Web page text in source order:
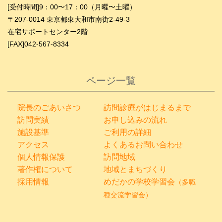
[受付時間]9：00〜17：00（月曜〜土曜）
〒207-0014 東京都東大和市南街2-49-3
在宅サポートセンター2階
[FAX]042-567-8334
ページ一覧
院長のごあいさつ
訪問実績
施設基準
アクセス
個人情報保護
著作権について
採用情報
訪問診療がはじまるまで
お申し込みの流れ
ご利用の詳細
よくあるお問い合わせ
訪問地域
地域とまちづくり
めだかの学校学習会 （多職
種交流学習会）